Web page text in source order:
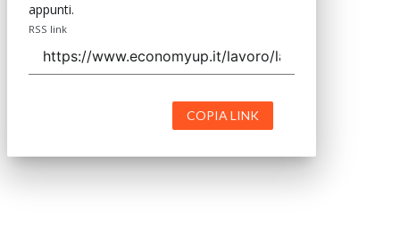
appunti.
RSS link
COPIA LINK